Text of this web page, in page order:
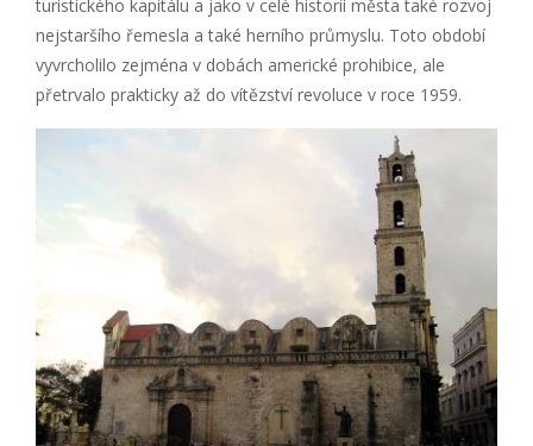
turistického kapitálu a jako v celé historii města také rozvoj
nejstaršího řemesla a také herního průmyslu. Toto období
vyvrcholilo zejména v dobách americké prohibice, ale
přetrvalo prakticky až do vítězství revoluce v roce 1959.